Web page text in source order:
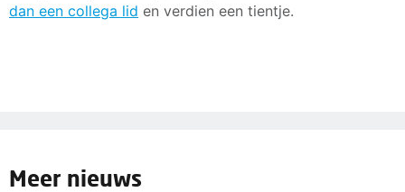
dan een collega lid en verdien een tientje.
Meer nieuws